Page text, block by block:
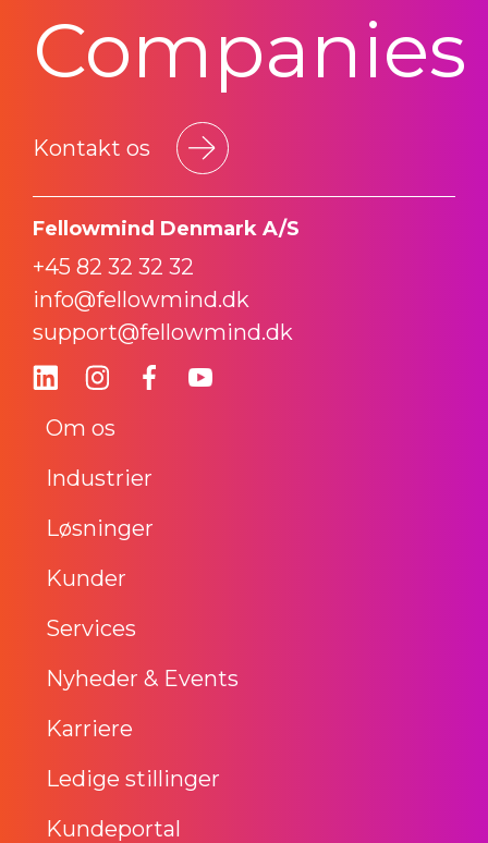
Companies
Kontakt os
Fellowmind Denmark A/S
+45 82 32 32 32
info@fellowmind.dk
support@fellowmind.dk
Om os
Industrier
Løsninger
Kunder
Services
Nyheder & Events
Karriere
Ledige stillinger
Kundeportal